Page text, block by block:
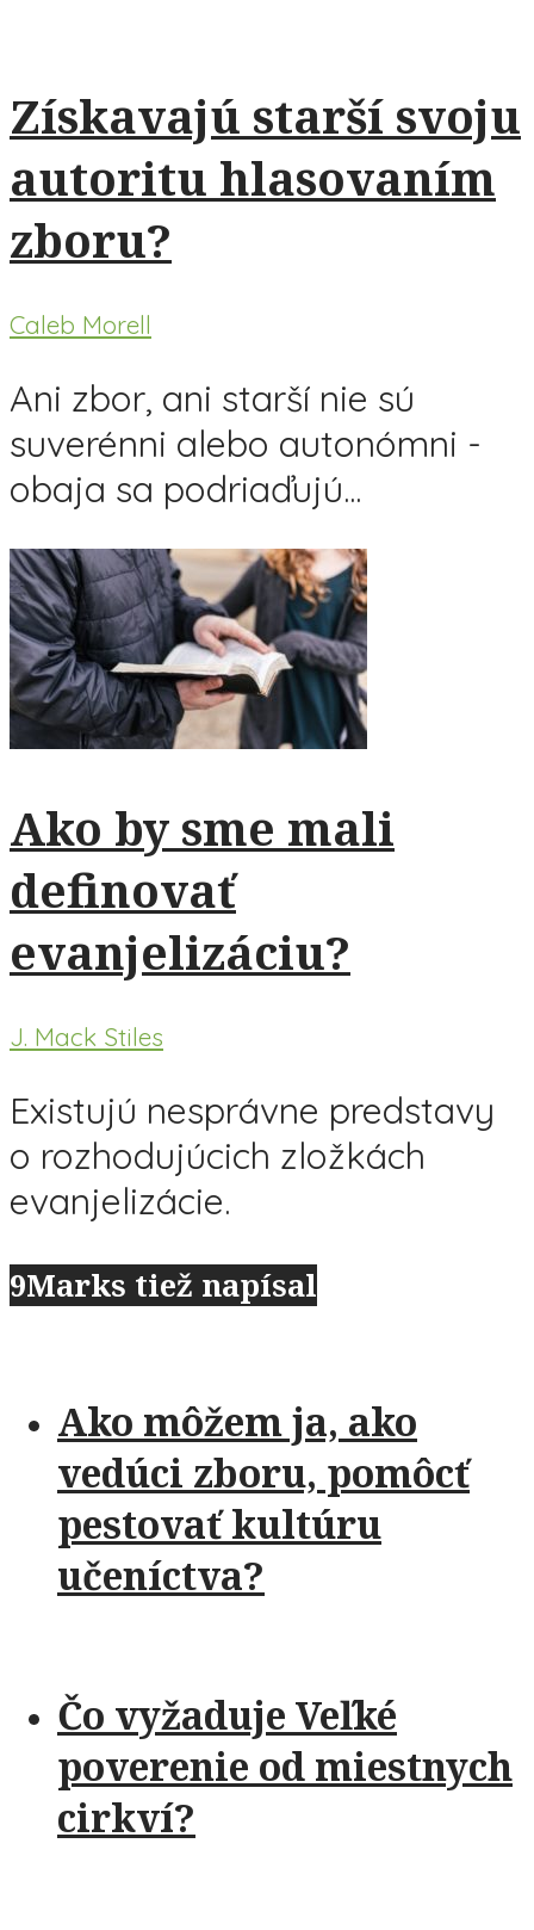
Získavajú starší svoju
autoritu hlasovaním
zboru?
Caleb Morell
Ani zbor, ani starší nie sú
suverénni alebo autonómni -
obaja sa podriaďujú...
Ako by sme mali
definovať
evanjelizáciu?
J. Mack Stiles
Existujú nesprávne predstavy
o rozhodujúcich zložkách
evanjelizácie.
9Marks tiež napísal
Ako môžem ja, ako
vedúci zboru, pomôcť
pestovať kultúru
učeníctva?
Čo vyžaduje Veľké
poverenie od miestnych
cirkví?